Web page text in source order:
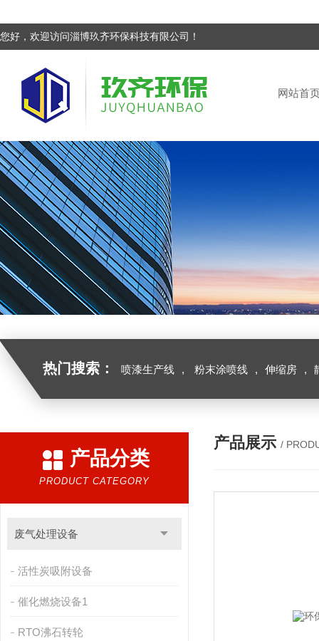
您好，欢迎访问淄博玖齐环保科技有限公司！
网站首
热门搜索： 喷漆生产线 , 粉末涂喷线 , 伸缩房 ,
产品分类
PRODUCT CATEGORY
废气处理设备
活性炭吸附设备
催化燃烧设备1
RTO沸石转轮
产品展示 /